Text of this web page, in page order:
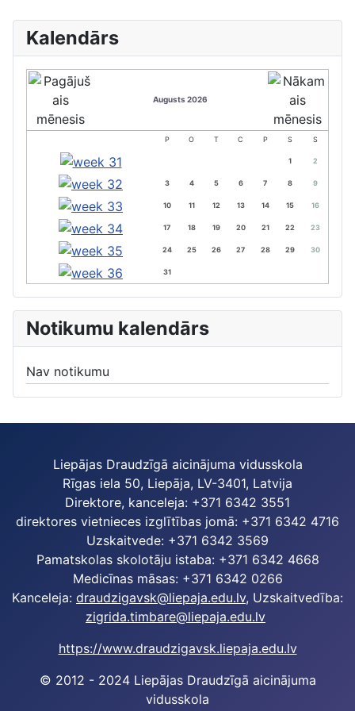
Kalendārs
Augusts 2026
P O T C P S S
1 2
3 4 5 6 7 8 9
10 11 12 13 14 15 16
17 18 19 20 21 22 23
24 25 26 27 28 29 30
31
Notikumu kalendārs
Nav notikumu
Liepājas Draudzīgā aicinājuma vidusskola
Rīgas iela 50, Liepāja, LV-3401, Latvija
Direktore, kanceleja: +371 6342 3551
direktores vietnieces izglītības jomā: +371 6342 4716
Uzskaitvede: +371 6342 3569
Pamatskolas skolotāju istaba: +371 6342 4668
Medicīnas māsas: +371 6342 0266
Kanceleja: draudzigavsk@liepaja.edu.lv, Uzskaitvedība:
zigrida.timbare@liepaja.edu.lv
https://www.draudzigavsk.liepaja.edu.lv
© 2012 - 2024 Liepājas Draudzīgā aicinājuma
vidusskola